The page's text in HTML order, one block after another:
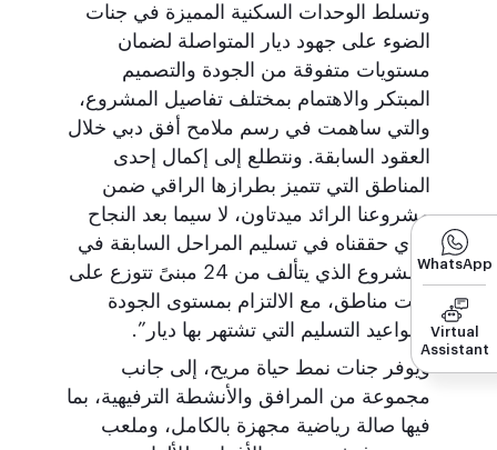
وتسلط الوحدات السكنية المميزة في جنات
الضوء على جهود ديار المتواصلة لضمان
مستويات متفوقة من الجودة والتصميم
المبتكر والاهتمام بمختلف تفاصيل المشروع،
والتي ساهمت في رسم ملامح أفق دبي خلال
العقود السابقة. ونتطلع إلى إكمال إحدى
المناطق التي تتميز بطرازها الراقي ضمن
مشروعنا الرائد ميدتاون، لا سيما بعد النجاح
الذي حققناه في تسليم المراحل السابقة في
المشروع الذي يتألف من 24 مبنىً تتوزع على
ست مناطق، مع الالتزام بمستوى الجودة
ومواعيد التسليم التي تشتهر بها ديار”.
ويوفر جنات نمط حياة مريح، إلى جانب
مجموعة من المرافق والأنشطة الترفيهية، بما
فيها صالة رياضية مجهزة بالكامل، وملعب
WhatsApp
Virtual
Assistant